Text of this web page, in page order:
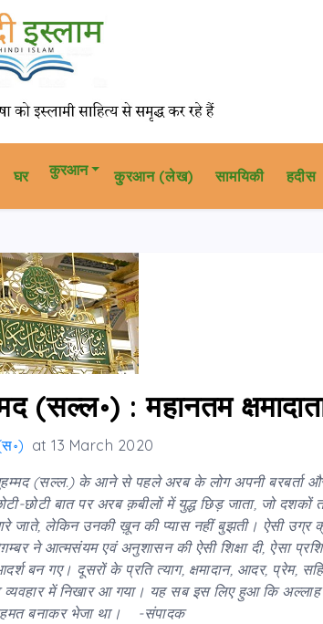
घर कुरआन कु़रआन (लेख) सामयिकी हदीस
(सल्ल॰) : महानतम
at13 March 2020
(सल्ल.) के आने से पहले अरब के लोग अपनी बरबर्ता और
छोटी बात पर अरब क़बीलों में युद्ध छिड़ जाता, जो दशकों
जाते, लेकिन उनकी ख़ून की प्यास नहीं बुझती। ऐसी उग्र
ने आत्मसंयम एवं अनुशासन की ऐसी शिक्षा दी, ऐसा
बन गए। दूसरों के प्रति त्याग, क्षमादान, आदर, प्रेम,
व्यवहार में निखार आ गया। यह सब इस लिए हुआ कि
बनाकर भेजा था। -संपादक